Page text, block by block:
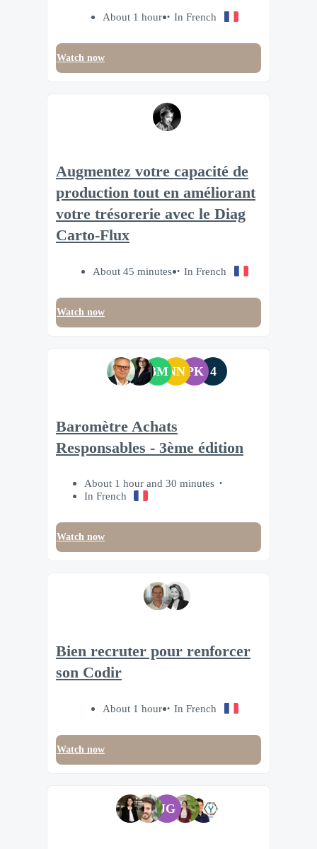
About 1 hour In French
Watch now
Augmentez votre capacité de
production tout en améliorant
votre trésorerie avec le Diag
Carto-Flux
About 45 minutes In French
Watch now
BMNN PK 4
Baromètre Achats
Responsables - 3ème édition
About 1 hour and 30 minutes
In French
Watch now
Bien recruter pour renforcer
son Codir
About 1 hour In French
Watch now
JG